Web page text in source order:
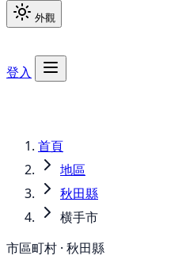
外觀
登入
首頁
地區
秋田縣
横手市
市區町村 · 秋田縣